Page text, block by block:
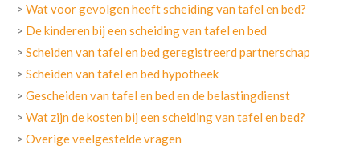
> Wat voor gevolgen heeft scheiding van tafel en bed?
> De kinderen bij een scheiding van tafel en bed
> Scheiden van tafel en bed geregistreerd partnerschap
> Scheiden van tafel en bed hypotheek
> Gescheiden van tafel en bed en de belastingdienst
> Wat zijn de kosten bij een scheiding van tafel en bed?
> Overige veelgestelde vragen